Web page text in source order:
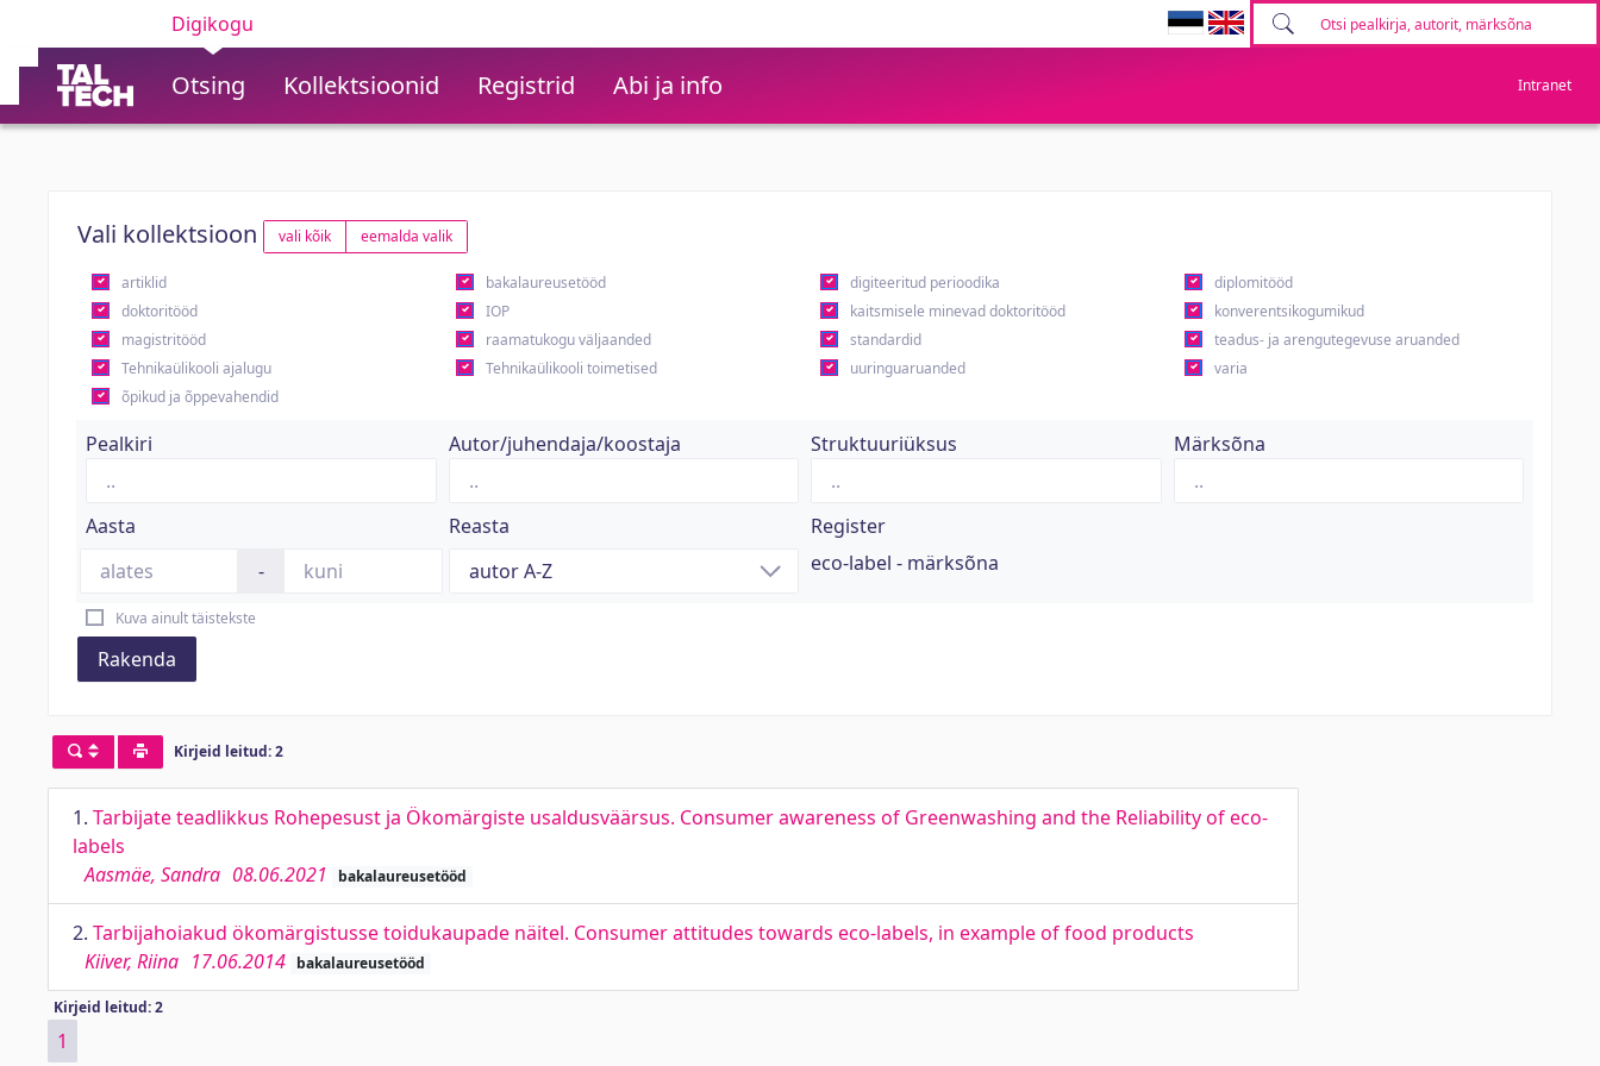
Digikogu
Otsing Kollektsioonid Registrid Abi ja info Intranet
Vali kollektsioon vali kõik eemalda valik
artiklid bakalaureusetööd digiteeritud perioodika
diplomitööd
doktoritööd
IOP kaitsmisele minevad doktoritööd
konverentsikogumikud
magistritööd
raamatukogu väljaanded standardid
teadus- ja arengutegevuse aruanded
Tehnikaülikooli ajalugu
Tehnikaülikooli toimetised uuringuaruanded
varia
õpikud ja õppevahendid
Pealkiri Autor/juhendaja/koostaja Struktuuriüksus Märksõna
Aasta
-
Reasta
Register
eco-label - märksõna
Kuva ainult täistekste
Rakenda
Kirjeid leitud: 2
1. Tarbijate teadlikkus Rohepesust ja Ökomärgiste usaldusväärsus. Consumer awareness of Greenwashing and the Reliability of eco-
labels
Aasmäe, Sandra 08.06.2021 bakalaureusetööd
2. Tarbijahoiakud ökomärgistusse toidukaupade näitel. Consumer attitudes towards eco-labels, in example of food products
Kiiver, Riina 17.06.2014 bakalaureusetööd
Kirjeid leitud: 2
1